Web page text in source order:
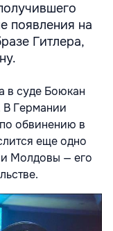
появления на
Гитлера,
в суде Боюкан
В Германии
обвинению в
еще одно
Молдовы — его